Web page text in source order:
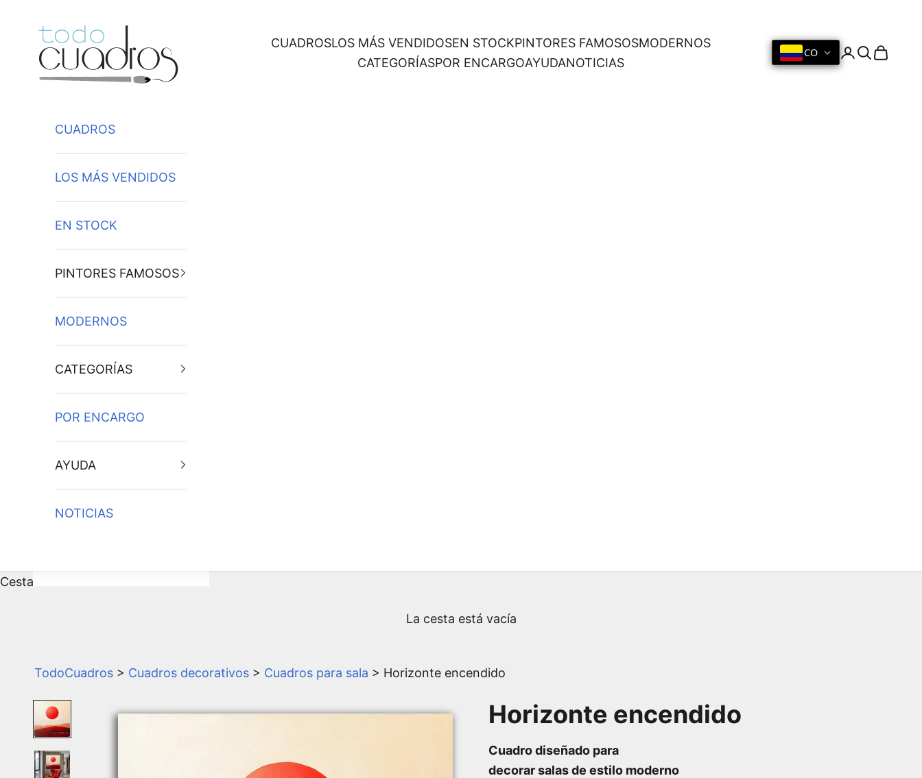
CUADROSLOS MÁS VENDIDOSEN STOCKPINTORES FAMOSOSMODERNOS
CATEGORÍASPOR ENCARGOAYUDANOTICIAS
CO Iniciar sesión
Buscar
Cesta
CUADROS
LOS MÁS VENDIDOS
EN STOCK
PINTORES FAMOSOS
MODERNOS
CATEGORÍAS
POR ENCARGO
AYUDA
NOTICIAS
Cesta
La cesta está vacía
TodoCuadros > Cuadros decorativos > Cuadros para sala > Horizonte encendido
Horizonte encendido
Cuadro diseñado para
decorar salas de estilo moderno